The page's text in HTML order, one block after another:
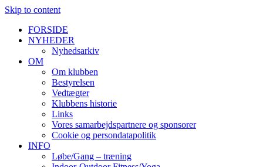
Skip to content
FORSIDE
NYHEDER
Nyhedsarkiv
OM
Om klubben
Bestyrelsen
Vedtægter
Klubbens historie
Links
Vores samarbejdspartnere og sponsorer
Cookie og persondatapolitik
INFO
Løbe/Gang – træning